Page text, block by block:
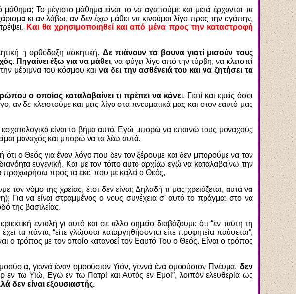
Το μέγιστο μάθημα είναι το να αγαπούμε και μετά έρχονται τα
κι αν λάβω, αν δεν έχω μάθει να κινούμαι λίγο προς την αγάπην,
Και θα χρησιμοποιηθεί και από μένα προς την καταστροφή
η ορθόδοξη ασκητική. Δε πιάνουν τα βουνά γιατί μισούν τους
Πηγαίνει έξω για να μάθει, να φύγει λίγο από την τύρβη, να κλειστεί
μέριμνα του κόσμου καινα δει την ασθένειά του και να ζητήσει τα
ο οποίος καταλαβαίνει τι πρέπει να κάνει. Γιατί και εμείς όσοι
δε κλειστούμε και μεις λίγο στα πνευματικά μας και στον εαυτό μας
εσχατολογικό είναι το βήμα αυτό. Εγώ μπορώ να επαινώ τους μοναχούς
μοναχός και μπορώ να τα λέω αυτά.
ότι ο Θεός για έναν λόγο που δεν τον ξέρουμε και δεν μπορούμε να τον
ευγενική. Και με τον τόπο αυτό αρχίζω εγώ να καταλαβαίνω την
προχωρήσω προς τα εκεί που με καλεί ο Θεός,
νόμο της χρείας, έτσι δεν είναι; Δηλαδή τι μας χρειάζεται, αυτά να
Για να είναι στραμμένος ο νους συνέχεια σ' αυτό το πράγμα: στο να
της βασιλείας.
εντολή γι αυτό και σε άλλο σημείο διαβάζουμε ότι “εν ταύτη τη
τα πάντα, “είτε γλώσσαι καταργηθήσονται είτε προφητεία παύσεται”,
ο τρόπος με τον οποίο κατανοεί τον Εαυτό Του ο Θεός. Είναι ο τρόπος
γεννά έναν ομοούσιον Υιόν, γεννά ένα ομοούσιον Πνέυμα, δεν
εν τω Υιώ, Εγώ εν τω Πατρί και Αυτός εν Εμοί”, λοιπόν ελευθερία ως
δεν είναι εξουσιαστής.